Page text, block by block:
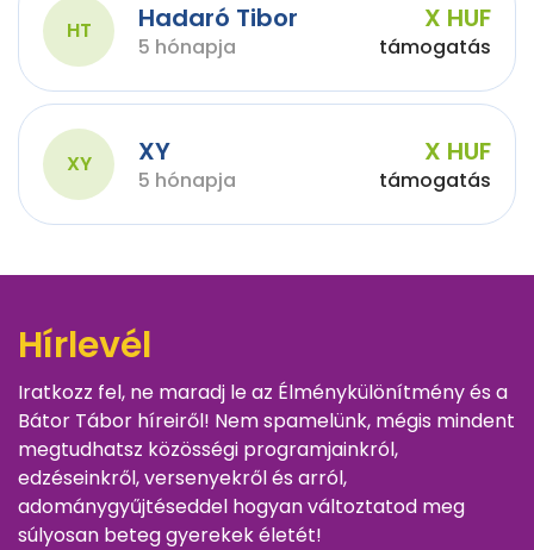
HT Hadaró Tibor
5 hónapja
X HUF
támogatás
XY XY
5 hónapja
X HUF
támogatás
Hírlevél
Iratkozz fel, ne maradj le az Élménykülönítmény és a
Bátor Tábor híreiről! Nem spamelünk, mégis mindent
megtudhatsz közösségi programjainkról,
edzéseinkről, versenyekről és arról,
adománygyűjtéseddel hogyan változtatod meg
súlyosan beteg gyerekek életét!